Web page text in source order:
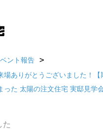
ント報告
場ありがとうございました！
った 太陽の注文住宅 実邸見学
た